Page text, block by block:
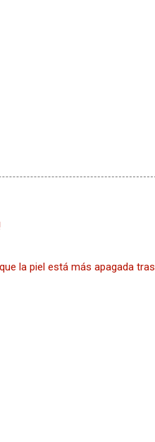
la piel está más apagada tras